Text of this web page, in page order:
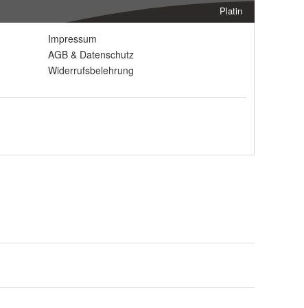
Platin
Impressum
AGB & Datenschutz
Widerrufsbelehrung